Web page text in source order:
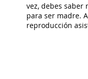
vez, debes saber
para ser madre.
reproducción